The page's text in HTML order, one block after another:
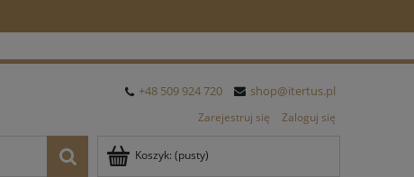
+48 509 924 720 shop@itertus.pl
Zarejestruj się Zaloguj się
Koszyk: (pusty)